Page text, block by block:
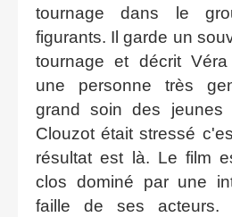
tournage dans le
figurants. Il garde un
tournage et décrit
une personne très
grand soin des jeunes
Clouzot était stressé
résultat est là. Le film
clos dominé par une
faille de ses acteurs.